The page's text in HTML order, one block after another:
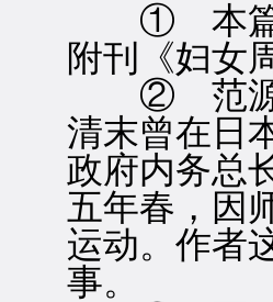
① 本篇最
附刊《妇女
② 范源廉
清末曾在日
政府内务总
五年春，因
运动。作者
事。